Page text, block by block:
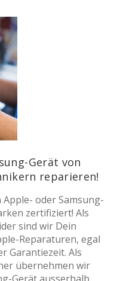
Gerät von
reparieren!
oder Samsung-
zertifiziert! Als
sind wir Dein
Reparaturen, egal
Garantiezeit. Als
übernehmen wir